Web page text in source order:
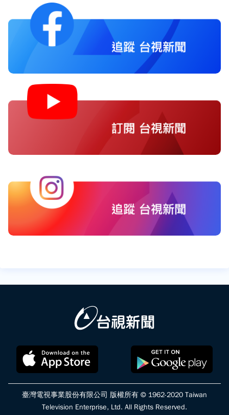
臺灣電視事業股份有限公司 版權所有 © 1962-2020 Taiwan
Television Enterprise, Ltd. All Rights Reserved.